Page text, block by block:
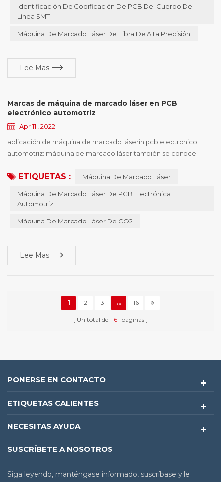
puede resolver el teléfono mó...
Identificación De Codificación De PCB Del Cuerpo De
Línea SMT
Máquina De Marcado Láser De Fibra De Alta Precisión
Lee Mas
Marcas de máquina de marcado láser en PCB
electrónico automotriz
Apr 11 , 2022
aplicación de máquina de marcado láserin pcb electronico
automotriz: máquina de marcado láser también se conoce
láser , máquina de marcado láser , máquina de marcado láser ,
máquina de marcado láser tiene varios tipos de máquinas , y las
ETIQUETAS : Máquina De Marcado Láser
Máquina De Marcado Láser De PCB Electrónica
Automotriz
Máquina De Marcado Láser De CO2
Lee Mas
1 2 3 ... 16
Un total de 16 paginas
PONERSE EN CONTACTO
ETIQUETAS CALIENTES
NECESITAS AYUDA
SUSCRÍBETE A NOSOTROS
Siga leyendo, manténgase informado, suscríbase y le